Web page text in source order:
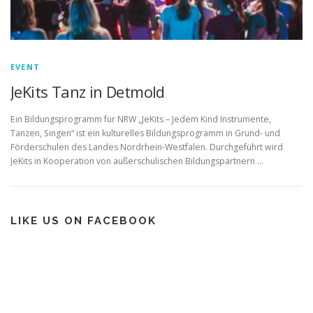
EVENT
JeKits Tanz in Detmold
Ein Bildungsprogramm für NRW „JeKits – Jedem Kind Instrumente,
Tanzen, Singen“ ist ein kulturelles Bildungsprogramm in Grund- und
Förderschulen des Landes Nordrhein-Westfalen. Durchgeführt wird
JeKits in Kooperation von außerschulischen Bildungspartnern …
LIKE US ON FACEBOOK